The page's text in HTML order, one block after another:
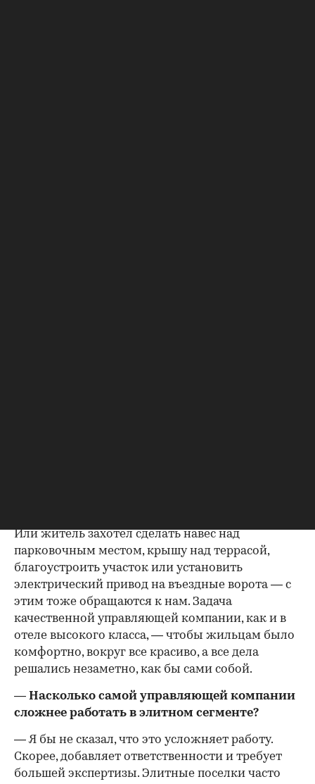
Или житель захотел сделать навес над
парковочным местом, крышу над террасой,
благоустроить участок или установить
электрический привод на въездные ворота — с
этим тоже обращаются к нам. Задача
качественной управляющей компании, как и в
отеле высокого класса, — чтобы жильцам было
комфортно, вокруг все красиво, а все дела
решались незаметно, как бы сами собой.
— Насколько самой управляющей компании
сложнее работать в элитном сегменте?
— Я бы не сказал, что это усложняет работу.
Скорее, добавляет ответственности и требует
большей экспертизы. Элитные поселки часто